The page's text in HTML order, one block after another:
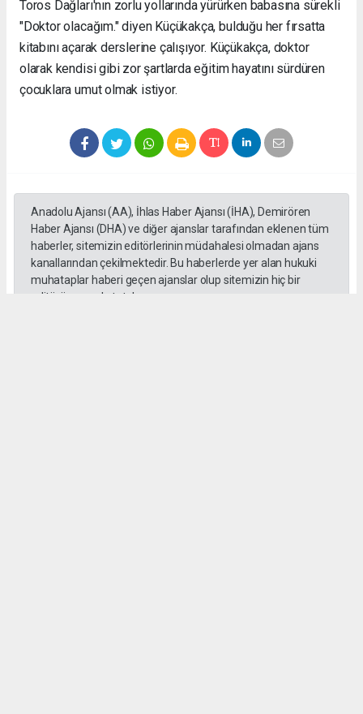
Toros Dağları'nın zorlu yollarında yürürken babasına sürekli
"Doktor olacağım." diyen Küçükakça, bulduğu her fırsatta
kitabını açarak derslerine çalışıyor. Küçükakça, doktor
olarak kendisi gibi zor şartlarda eğitim hayatını sürdüren
çocuklara umut olmak istiyor.
Anadolu Ajansı (AA), İhlas Haber Ajansı (İHA), Demirören
Haber Ajansı (DHA) ve diğer ajanslar tarafından eklenen tüm
haberler, sitemizin editörlerinin müdahalesi olmadan ajans
kanallarından çekilmektedir. Bu haberlerde yer alan hukuki
muhataplar haberi geçen ajanslar olup sitemizin hiç bir
editörü sorumlu tutulamaz...